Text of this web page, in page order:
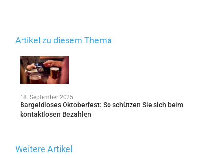
Artikel zu diesem Thema
18. September 2025
Bargeldloses Oktoberfest: So schützen Sie sich beim
kontaktlosen Bezahlen
Weitere Artikel